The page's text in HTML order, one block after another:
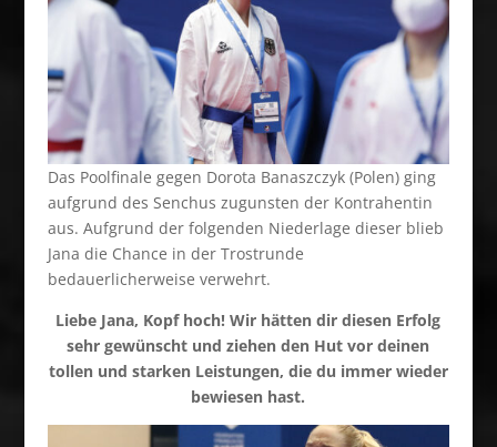
Das Poolfinale gegen Dorota Banaszczyk (Polen) ging
aufgrund des Senchus zugunsten der Kontrahentin
aus. Aufgrund der folgenden Niederlage dieser blieb
Jana die Chance in der Trostrunde
bedauerlicherweise verwehrt.
Liebe Jana, Kopf hoch! Wir hätten dir diesen Erfolg
sehr gewünscht und ziehen den Hut vor deinen
tollen und starken Leistungen, die du immer wieder
bewiesen hast.